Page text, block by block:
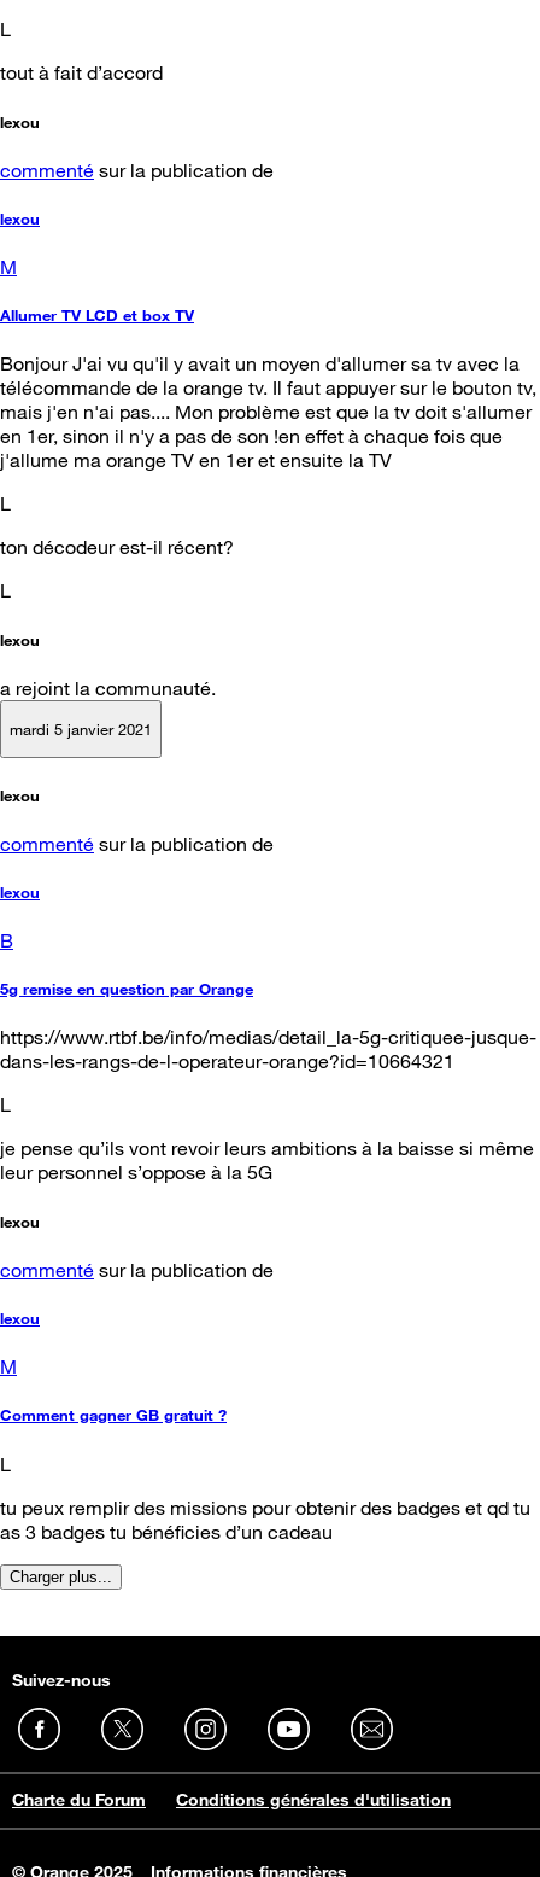
L
tout à fait d’accord
lexou
commenté sur la publication de
lexou
M
Allumer TV LCD et box TV
Bonjour J'ai vu qu'il y avait un moyen d'allumer sa tv avec la
télécommande de la orange tv. Il faut appuyer sur le bouton tv,
mais j'en n'ai pas.... Mon problème est que la tv doit s'allumer
en 1er, sinon il n'y a pas de son !en effet à chaque fois que
j'allume ma orange TV en 1er et ensuite la TV
L
ton décodeur est-il récent?
L
lexou
a rejoint la communauté.
mardi 5 janvier 2021
lexou
commenté sur la publication de
lexou
B
5g remise en question par Orange
https://www.rtbf.be/info/medias/detail_la-5g-critiquee-jusque-
dans-les-rangs-de-l-operateur-orange?id=10664321
L
je pense qu’ils vont revoir leurs ambitions à la baisse si même
leur personnel s’oppose à la 5G
lexou
commenté sur la publication de
lexou
M
Comment gagner GB gratuit ?
L
tu peux remplir des missions pour obtenir des badges et qd tu
as 3 badges tu bénéficies d’un cadeau
Charger plus...
Suivez-nous
Charte du Forum Conditions générales d'utilisation
© Orange 2025
Informations financières